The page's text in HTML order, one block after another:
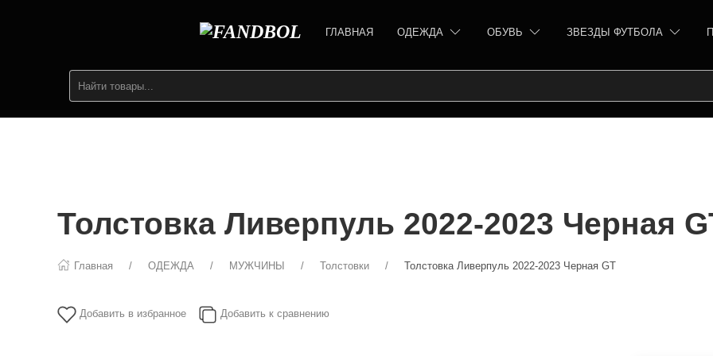
ГЛАВНАЯ ОДЕЖДА ОБУВЬ ЗВЕЗДЫ ФУТБОЛА
Толстовка Ливерпуль 2022-2023 Черная
Главная ОДЕЖДА МУЖЧИНЫ Толстовки Толстовка Ливерпуль 2022-2023 Черная GT
Добавить в избранное Добавить к сравнению